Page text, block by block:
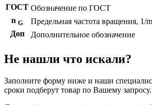
ГОСТ Обозначение по ГОСТ
n G
Предельная частота вращения, 1/
Доп
Дополнительное обозначение
Не нашли что искали?
Заполните форму ниже и наши
сроки подберут товар по Вашему запросу.